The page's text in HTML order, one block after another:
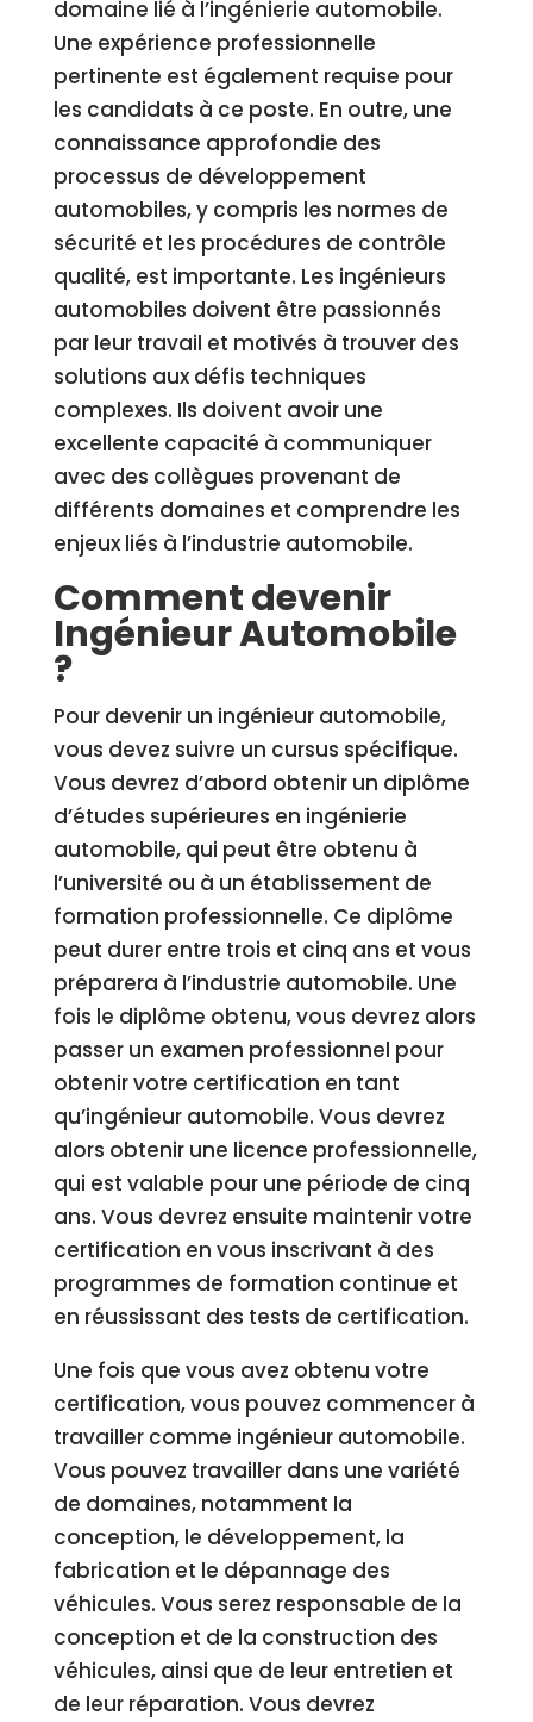
domaine lié à l’ingénierie automobile.
Une expérience professionnelle
pertinente est également requise pour
les candidats à ce poste. En outre, une
connaissance approfondie des
processus de développement
automobiles, y compris les normes de
sécurité et les procédures de contrôle
qualité, est importante. Les ingénieurs
automobiles doivent être passionnés
par leur travail et motivés à trouver des
solutions aux défis techniques
complexes. Ils doivent avoir une
excellente capacité à communiquer
avec des collègues provenant de
différents domaines et comprendre les
enjeux liés à l’industrie automobile.
Comment devenir
Ingénieur Automobile
?
Pour devenir un ingénieur automobile,
vous devez suivre un cursus spécifique.
Vous devrez d’abord obtenir un diplôme
d’études supérieures en ingénierie
automobile, qui peut être obtenu à
l’université ou à un établissement de
formation professionnelle. Ce diplôme
peut durer entre trois et cinq ans et vous
préparera à l’industrie automobile. Une
fois le diplôme obtenu, vous devrez alors
passer un examen professionnel pour
obtenir votre certification en tant
qu’ingénieur automobile. Vous devrez
alors obtenir une licence professionnelle,
qui est valable pour une période de cinq
ans. Vous devrez ensuite maintenir votre
certification en vous inscrivant à des
programmes de formation continue et
en réussissant des tests de certification.
Une fois que vous avez obtenu votre
certification, vous pouvez commencer à
travailler comme ingénieur automobile.
Vous pouvez travailler dans une variété
de domaines, notamment la
conception, le développement, la
fabrication et le dépannage des
véhicules. Vous serez responsable de la
conception et de la construction des
véhicules, ainsi que de leur entretien et
de leur réparation. Vous devrez